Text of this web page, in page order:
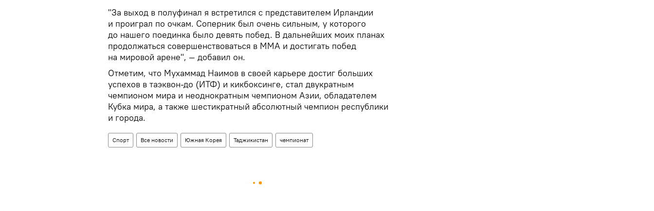
"За выход в полуфинал я встретился с представителем Ирландии
и проиграл по очкам. Соперник был очень сильным, у которого
до нашего поединка было девять побед. В дальнейших моих планах
продолжаться совершенствоваться в ММА и достигать побед
на мировой арене", — добавил он.
Отметим, что Мухаммад Наимов в своей карьере достиг больших
успехов в таэквон-до (ИТФ) и кикбоксинге, стал двукратным
чемпионом мира и неоднократным чемпионом Азии, обладателем
Кубка мира, а также шестикратный абсолютный чемпион республики
и города.
Спорт Все новости Южная Корея Таджикистан чемпионат